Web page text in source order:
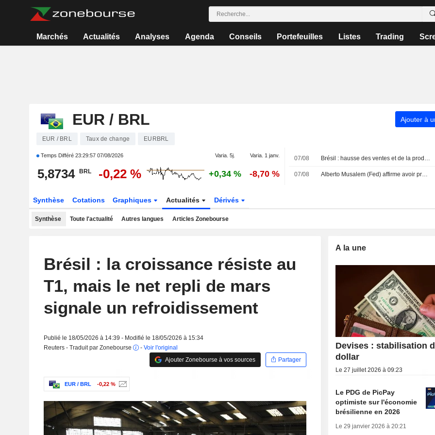
Marchés Actualités Analyses Agenda Conseils Portefeuilles Listes Trading
EUR / BRL Ajouter à
EUR / BRL Taux de change EURBRL
Temps Différé 23:29:57 07/08/2026 Varia. 5j. Varia. 1 janv.
5,8734 BRL -0,22 % +0,34 % -8,70 %
07/08 Brésil : hausse des ventes et de la production automobile en juillet
07/08 Alberto Musalem (Fed) affirme avoir préféré une hausse des taux lors de la dernière réunion de politique monétaire
Synthèse Cotations Graphiques Actualités Dérivés
Synthèse Toute l'actualité Autres langues Articles Zonebourse
Brésil : la croissance résiste au
T1, mais le net repli de mars
signale un refroidissement
Publié le 18/05/2026 à 14:39 - Modifié le 18/05/2026 à 15:34
Reuters - Traduit par Zonebourse
- Voir l'original
Ajouter Zonebourse à vos sources
Partager
EUR / BRL -0,22 %
A la une
Devises : stabilisation
dollar
Le 27 juillet 2026 à 09:23
Le PDG de PicPay
optimiste sur l'économie
brésilienne en 2026
Le 29 janvier 2026 à 20:21